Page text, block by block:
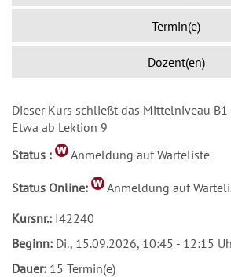
Termin(e)
Dozent(en)
Dieser Kurs schließt das Mittelniveau B1
Etwa ab Lektion 9
Status : Anmeldung auf Warteliste
Status Online:
Anmeldung auf
Kursnr.: I42240
Beginn: Di., 15.09.2026, 10:45 - 12:15
Dauer: 15 Termin(e)